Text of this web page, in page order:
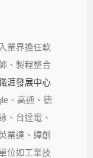
業界擔任軟
、製程整合
涯發展中心
、高通、德
、台達電、
業達、緯創
位如工業技